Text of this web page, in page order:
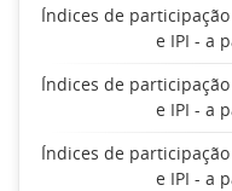
Índices de
e IPI - a
Índices de
e IPI - a
Índices de
e IPI - a